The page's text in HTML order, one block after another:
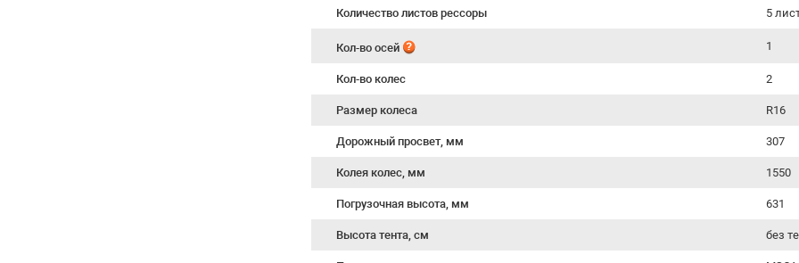
Количество листов рессоры 5
Кол-во осей 1
Кол-во колес 2
Размер колеса R16
Дорожный просвет, мм 307
Колея колес, мм 1550
Погрузочная высота, мм 631
Высота тента, см без